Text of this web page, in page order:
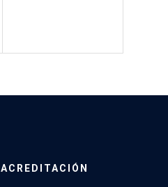
ACREDITACIÓN